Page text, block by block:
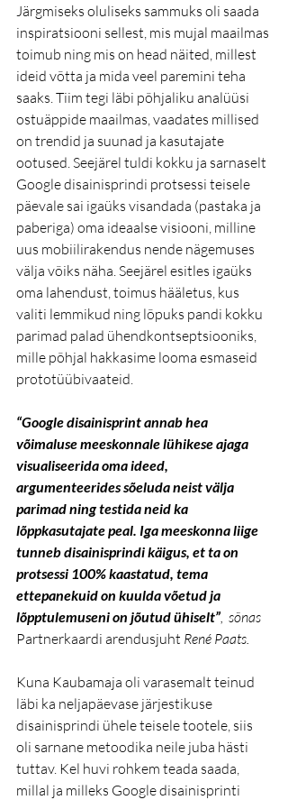
Järgmiseks oluliseks sammuks oli saada
inspiratsiooni sellest, mis mujal maailmas
toimub ning mis on head näited, millest
ideid võtta ja mida veel paremini teha
saaks. Tiim tegi läbi põhjaliku analüüsi
ostuäppide maailmas, vaadates millised
on trendid ja suunad ja kasutajate
ootused. Seejärel tuldi kokku ja sarnaselt
Google disainisprindi protsessi teisele
päevale sai igaüks visandada (pastaka ja
paberiga) oma ideaalse visiooni, milline
uus mobiilirakendus nende nägemuses
välja võiks näha. Seejärel esitles igaüks
oma lahendust, toimus hääletus, kus
valiti lemmikud ning lõpuks pandi kokku
parimad palad ühendkontseptsiooniks,
mille põhjal hakkasime looma esmaseid
prototüübivaateid.
“Google disainisprint annab hea
võimaluse meeskonnale lühikese ajaga
visualiseerida oma ideed,
argumenteerides sõeluda neist välja
parimad ning testida neid ka
lõppkasutajate peal. Iga meeskonna liige
tunneb disainisprindi käigus, et ta on
protsessi 100% kaastatud, tema
ettepanekuid on kuulda võetud ja
lõpptulemuseni on jõutud ühiselt” ,  sõnas
Partnerkaardi arendusjuht René Paats.
Kuna Kaubamaja oli varasemalt teinud
läbi ka neljapäevase järjestikuse
disainisprindi ühele teisele tootele, siis
oli sarnane metoodika neile juba hästi
tuttav. Kel huvi rohkem teada saada,
millal ja milleks Google disainisprinti